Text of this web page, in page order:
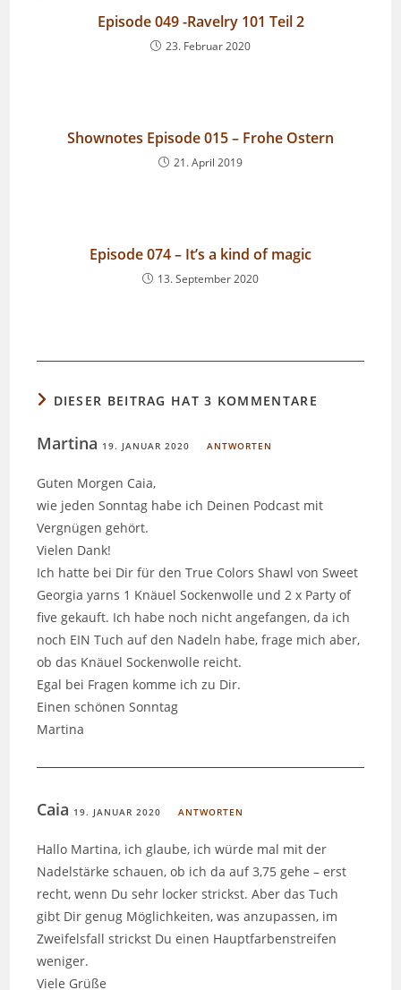
Episode 049 -Ravelry 101 Teil 2
23. Februar 2020
Shownotes Episode 015 – Frohe Ostern
21. April 2019
Episode 074 – It’s a kind of magic
13. September 2020
DIESER BEITRAG HAT 3 KOMMENTARE
Martina 19. JANUAR 2020 ANTWORTEN
Guten Morgen Caia,
wie jeden Sonntag habe ich Deinen Podcast mit
Vergnügen gehört.
Vielen Dank!
Ich hatte bei Dir für den True Colors Shawl von Sweet
Georgia yarns 1 Knäuel Sockenwolle und 2 x Party of
five gekauft. Ich habe noch nicht angefangen, da ich
noch EIN Tuch auf den Nadeln habe, frage mich aber,
ob das Knäuel Sockenwolle reicht.
Egal bei Fragen komme ich zu Dir.
Einen schönen Sonntag
Martina
Caia 19. JANUAR 2020 ANTWORTEN
Hallo Martina, ich glaube, ich würde mal mit der
Nadelstärke schauen, ob ich da auf 3,75 gehe – erst
recht, wenn Du sehr locker strickst. Aber das Tuch
gibt Dir genug Möglichkeiten, was anzupassen, im
Zweifelsfall strickst Du einen Hauptfarbenstreifen
weniger.
Viele Grüße